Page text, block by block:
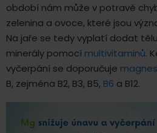
období nám může v potravě
zelenina a ovoce, které jsou
Na jaře se tedy vyplatí dodat
minerály pomocí multivitaminů.
vyčerpání se doporučuje
B, zejména B2, B3, B5, B6 a B12.